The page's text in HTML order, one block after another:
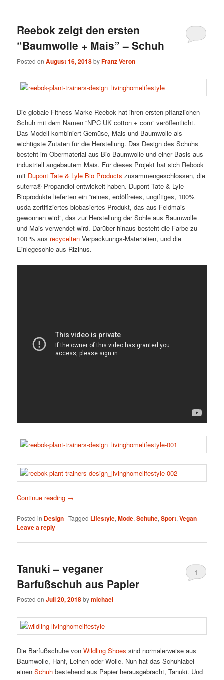
Reebok zeigt den ersten
“Baumwolle + Mais” – Schuh
Posted onAugust 16, 2018byFranz Veron
Die globale Fitness-Marke Reebok hat ihren ersten pflanzlichen
Schuh mit dem Namen “NPC UK cotton + corn” veröffentlicht.
Das Modell kombiniert Gemüse, Mais und Baumwolle als
wichtigste Zutaten für die Herstellung. Das Design des Schuhs
besteht im Obermaterial aus Bio-Baumwolle und einer Basis aus
industriell angebautem Mais. Für dieses Projekt hat sich Rebook
mit Dupont Tate & Lyle Bio Products zusammengeschlossen, die
suterra® Propandiol entwickelt haben. Dupont Tate & Lyle
Bioprodukte lieferten ein “reines, erdölfreies, ungiftiges, 100%
usda-zertifiziertes biobasiertes Produkt, das aus Feldmais
gewonnen wird”, das zur Herstellung der Sohle aus Baumwolle
und Mais verwendet wird. Darüber hinaus besteht die Farbe zu
100 % aus recyceltenVerpackuungs-Materialien, und die
Einlegesohle aus Rizinus.
Continue reading →
Posted in Design |Tagged Lifestyle,Mode,Schuhe,Sport,Vegan |
Leave a reply
Tanuki – veganer
Barfußschuh aus Papier
Posted onJuli 20, 2018bymichael
1
Die Barfußschuhe vonWildling Shoes sind normalerweise aus
Baumwolle, Hanf, Leinen oder Wolle. Nun hat das Schuhlabel
einenSchuhbestehend aus Papier herausgebracht, Tanuki. Und